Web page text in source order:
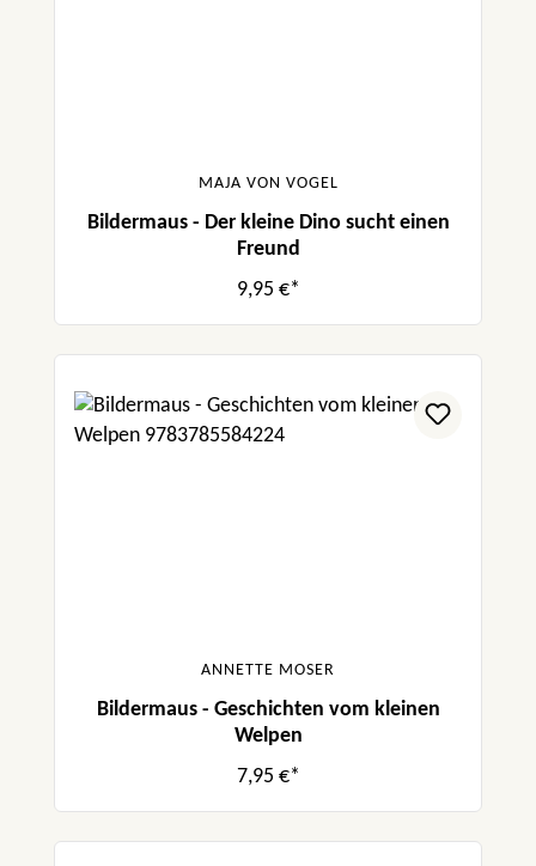
MAJA VON VOGEL
Bildermaus - Der kleine Dino sucht einen
Freund
9,95 €*
ANNETTE MOSER
Bildermaus - Geschichten vom kleinen
Welpen
7,95 €*